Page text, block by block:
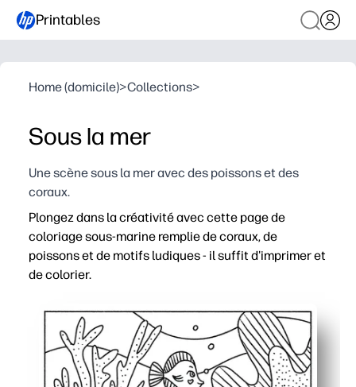
Printables
Home (domicile)>Collections>
Sous la mer
Une scène sous la mer avec des poissons et des
coraux.
Plongez dans la créativité avec cette page de
coloriage sous-marine remplie de coraux, de
poissons et de motifs ludiques - il suffit d'imprimer et
de colorier.
Zéro préparation - imprimez autant de copies que
Maintient l'engagement des enfants - les motifs
Renforce les compétences - renforce le contrôle de la
Utilisation flexible - Parfait pour les premiers